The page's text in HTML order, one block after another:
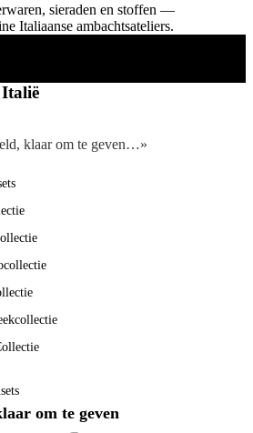
sieraden en stoffen —
Italiaanse ambachtsateliers.
Italië
klaar om te geven…»
om te geven